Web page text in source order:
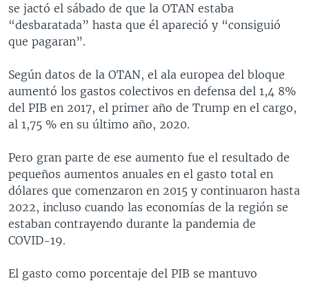
se jactó el sábado de que la OTAN estaba
“desbaratada” hasta que él apareció y “consiguió
que pagaran”.
Según datos de la OTAN, el ala europea del bloque
aumentó los gastos colectivos en defensa del 1,4 8%
del PIB en 2017, el primer año de Trump en el cargo,
al 1,75 % en su último año, 2020.
Pero gran parte de ese aumento fue el resultado de
pequeños aumentos anuales en el gasto total en
dólares que comenzaron en 2015 y continuaron hasta
2022, incluso cuando las economías de la región se
estaban contrayendo durante la pandemia de
COVID-19.
El gasto como porcentaje del PIB se mantuvo